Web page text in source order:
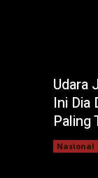
Udara
Ini Dia
Paling
Nasional